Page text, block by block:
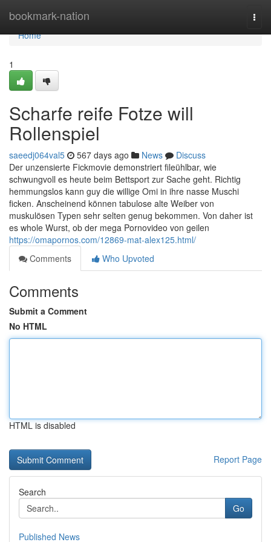
bookmark-nation
Home
Home
1
Scharfe reife Fotze will
Rollenspiel
saeedj064val5 567 days ago News
Discuss
Der unzensierte Fickmovie demonstriert fileühlbar, wie
schwungvoll es heute beim Bettsport zur Sache geht. Richtig
hemmungslos kann guy die willige Omi in ihre nasse Muschi
ficken. Anscheinend können tabulose alte Weiber von
muskulösen Typen sehr selten genug bekommen. Von daher ist
es whole Wurst, ob der mega Pornovideo von geilen
https://omapornos.com/12869-mat-alex125.html/
Comments
Who Upvoted
Comments
Submit a Comment
No HTML
HTML is disabled
Report Page
Search
Go
Published News